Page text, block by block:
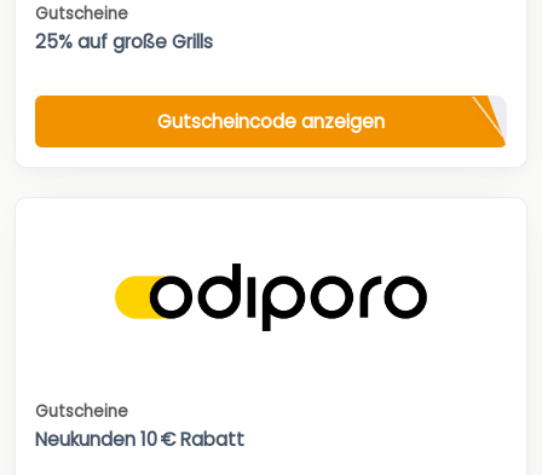
Gutscheine
25% auf große Grills
Gutscheincode anzeigen
Gutscheine
Neukunden 10 € Rabatt